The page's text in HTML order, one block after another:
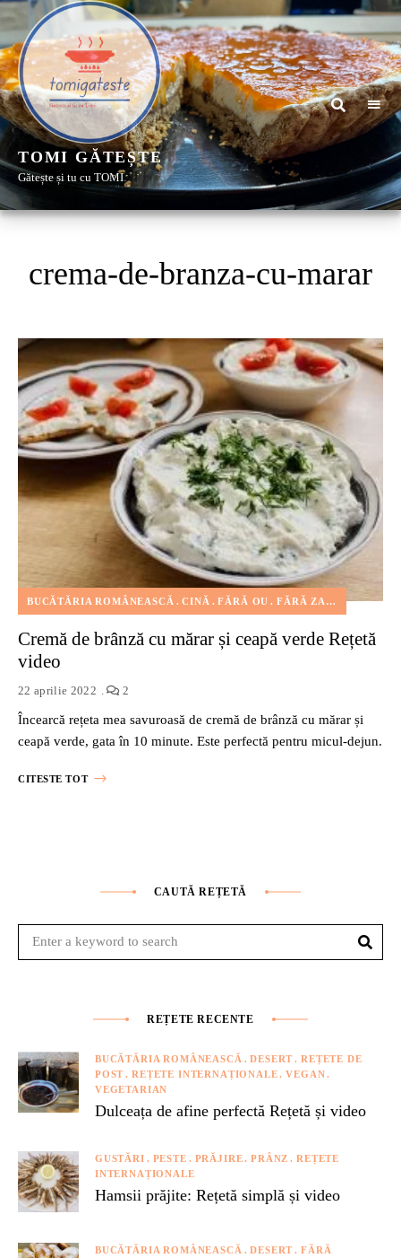
TOMI GĂTEȘTE
Gătește și tu cu TOMI
crema-de-branza-cu-marar
BUCĂTĂRIA ROMÂNEASCĂ CINĂ FĂRĂ OU FĂRĂ ZAHĂR FELURI
Cremă de brânză cu mărar și ceapă verde Rețetă
video
22 aprilie 2022 2
Încearcă rețeta mea savuroasă de cremă de brânză cu mărar și
ceapă verde, gata în 10 minute. Este perfectă pentru micul-dejun.
CITESTE TOT
CAUTĂ REȚETĂ
REȚETE RECENTE
BUCĂTĂRIA ROMÂNEASCĂ DESERT
REȚETE DE
POST
REȚETE INTERNAȚIONALE
VEGAN
VEGETARIAN
Dulceața de afine perfectă Rețetă și video
GUSTĂRI PESTE PRĂJIRE PRÂNZ
REȚETE
INTERNAȚIONALE
Hamsii prăjite: Rețetă simplă și video
BUCĂTĂRIA ROMÂNEASCĂ DESERT
FĂRĂ